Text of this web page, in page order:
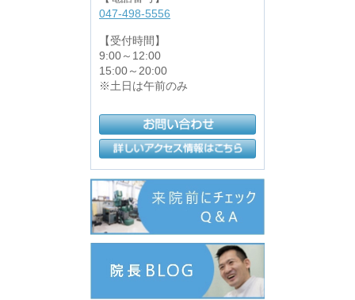
047-498-5556
【受付時間】
9:00～12:00
15:00～20:00
※土日は午前のみ